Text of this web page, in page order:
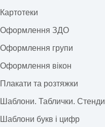
Картотеки
Оформлення ЗДО
Оформлення групи
Оформлення вікон
Плакати та розтяжки
Шаблони. Таблички. Стенди
Шаблони букв і цифр